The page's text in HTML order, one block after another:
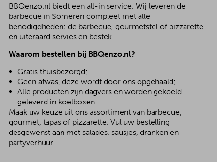
BBQenzo.nl biedt een all-in service. Wij leveren de
barbecue in Someren compleet met alle
benodigdheden: de barbecue, gourmetstel of pizzarette
en uiteraard servies en bestek.
Waarom bestellen bij BBQenzo.nl?
Gratis thuisbezorgd;
Geen afwas, deze wordt door ons opgehaald;
Alle producten zijn dagvers en worden gekoeld
geleverd in koelboxen.
Maak uw keuze uit ons assortiment van barbecue,
gourmet, tapas of pizzarette. Vul uw bestelling
desgewenst aan met salades, sausjes, dranken en
partyverhuur.